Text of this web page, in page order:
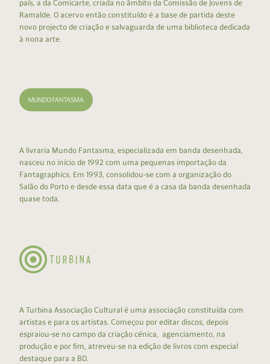
país, a da Comicarte, criada no âmbito da Comissão de Jovens de
Ramalde. O acervo então constituído é a base de partida deste
novo projecto de criação e salvaguarda de uma biblioteca dedicada
à nona arte.
A livraria Mundo Fantasma, especializada em banda desenhada,
nasceu no início de 1992 com uma pequenas importação da
Fantagraphics. Em 1993, consolidou-se com a organização do
Salão do Porto e desde essa data que é a casa da banda desenhada
quase toda.
A Turbina Associação Cultural é uma associação constituída com
artistas e para os artistas. Começou por editar discos, depois
espraiou-se no campo da criação cénica, agenciamento, na
produção e por fim, atreveu-se na edição de livros com especial
destaque para a BD.